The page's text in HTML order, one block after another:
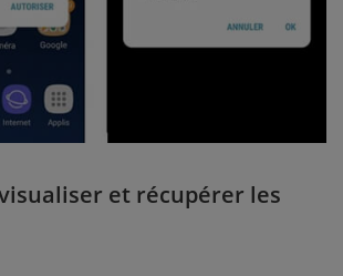
et récupérer les